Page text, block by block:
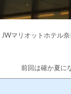
JWマリオットホテル
前回は確か夏に